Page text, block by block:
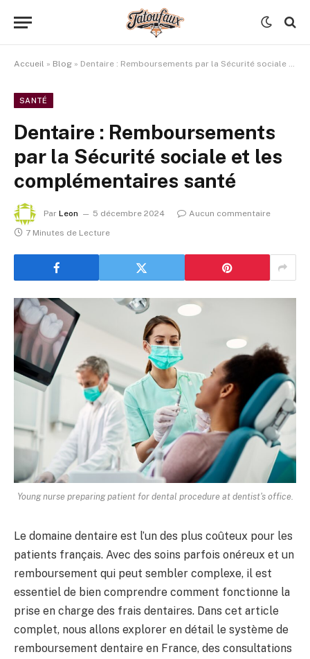
Accueil » Blog » Dentaire : Remboursements par la Sécurité sociale et les complémentaires santé
SANTÉ
Dentaire : Remboursements
par la Sécurité sociale et les
complémentaires santé
Par Leon 5 décembre 2024
Aucun commentaire
7 Minutes de Lecture
Young nurse preparing patient for dental procedure at dentist's office.
Le domaine dentaire est l’un des plus coûteux pour les
patients français. Avec des soins parfois onéreux et un
remboursement qui peut sembler complexe, il est
essentiel de bien comprendre comment fonctionne la
prise en charge des frais dentaires. Dans cet article
complet, nous allons explorer en détail le système de
remboursement dentaire en France, des consultations